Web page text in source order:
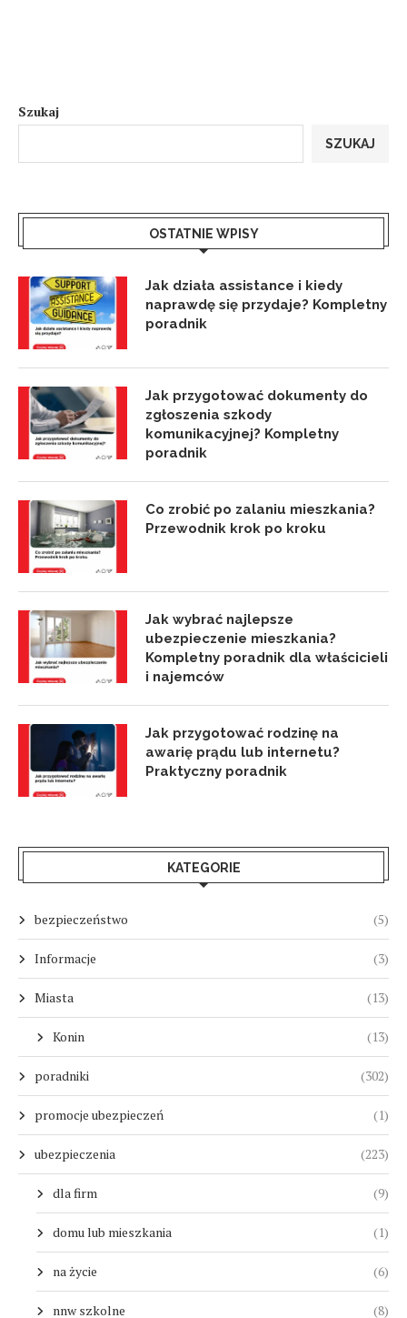
Szukaj
SZUKAJ
OSTATNIE WPISY
Jak działa assistance i kiedy
naprawdę się przydaje? Kompletny
poradnik
Jak przygotować dokumenty do
zgłoszenia szkody
komunikacyjnej? Kompletny
poradnik
Co zrobić po zalaniu mieszkania?
Przewodnik krok po kroku
Jak wybrać najlepsze
ubezpieczenie mieszkania?
Kompletny poradnik dla właścicieli
i najemców
Jak przygotować rodzinę na
awarię prądu lub internetu?
Praktyczny poradnik
KATEGORIE
bezpieczeństwo (5)
Informacje (3)
Miasta (13)
Konin (13)
poradniki (302)
promocje ubezpieczeń (1)
ubezpieczenia (223)
dla firm (9)
domu lub mieszkania (1)
na życie (6)
nnw szkolne (8)